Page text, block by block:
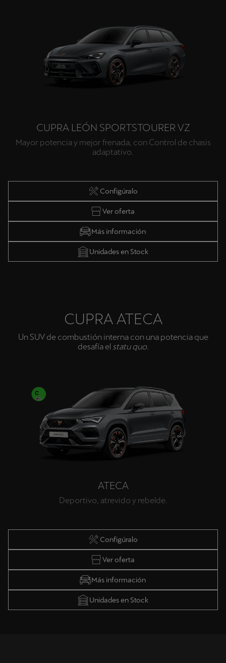
CUPRA LEÓN SPORTSTOURER VZ
Mayor potencia y mejor frenada, con Control de chasis
adaptativo.
Configúralo
Ver oferta
Más información
Unidades en Stock
CUPRA ATECA
Un SUV de combustión interna con una potencia que
desafía el statu quo.
ATECA
Deportivo, atrevido y rebelde.
Configúralo
Ver oferta
Más información
Unidades en Stock